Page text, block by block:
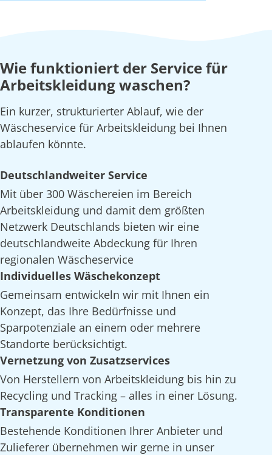
Wie funktioniert der Service für
Arbeitskleidung waschen?
Ein kurzer, strukturierter Ablauf, wie der
Wäscheservice für Arbeitskleidung bei Ihnen
ablaufen könnte.
Deutschlandweiter Service
Mit über 300 Wäschereien im Bereich
Arbeitskleidung und damit dem größten
Netzwerk Deutschlands bieten wir eine
deutschlandweite Abdeckung für Ihren
regionalen Wäscheservice
Individuelles Wäschekonzept
Gemeinsam entwickeln wir mit Ihnen ein
Konzept, das Ihre Bedürfnisse und
Sparpotenziale an einem oder mehrere
Standorte berücksichtigt.
Vernetzung von Zusatzservices
Von Herstellern von Arbeitskleidung bis hin zu
Recycling und Tracking – alles in einer Lösung.
Transparente Konditionen
Bestehende Konditionen Ihrer Anbieter und
Zulieferer übernehmen wir gerne in unser